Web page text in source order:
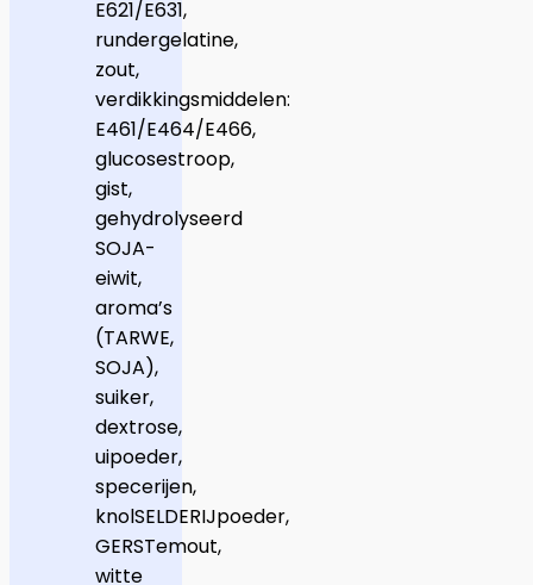
E621/E631,
rundergelatine,
zout,
verdikkingsmiddelen:
E461/E464/E466,
glucosestroop,
gist,
gehydrolyseerd
SOJA-
eiwit,
aroma’s
(TARWE,
SOJA),
suiker,
dextrose,
uipoeder,
specerijen,
knolSELDERIJpoeder,
GERSTemout,
witte